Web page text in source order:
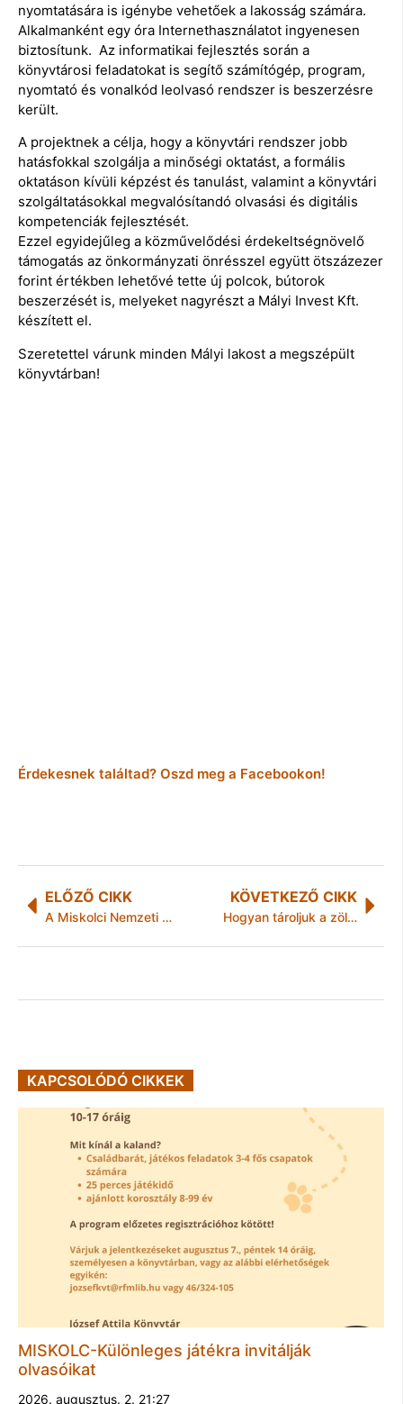
nyomtatására is igénybe vehetőek a lakosság számára.
Alkalmanként egy óra Internethasználatot ingyenesen
biztosítunk. Az informatikai fejlesztés során a
könyvtárosi feladatokat is segítő számítógép, program,
nyomtató és vonalkód leolvasó rendszer is beszerzésre
került.
A projektnek a célja, hogy a könyvtári rendszer jobb
hatásfokkal szolgálja a minőségi oktatást, a formális
oktatáson kívüli képzést és tanulást, valamint a könyvtári
szolgáltatásokkal megvalósítandó olvasási és digitális
kompetenciák fejlesztését.
Ezzel egyidejűleg a közművelődési érdekeltségnövelő
támogatás az önkormányzati önrésszel együtt ötszázezer
forint értékben lehetővé tette új polcok, bútorok
beszerzését is, melyeket nagyrészt a Mályi Invest Kft.
készített el.
Szeretettel várunk minden Mályi lakost a megszépült
könyvtárban!
Érdekesnek találtad? Oszd meg a Facebookon!
ELŐZŐ CIKK
A Miskolci Nemzeti Színház január havi műsora
KÖVETKEZŐ CIKK
Hogyan tároljuk a zöldségeket és gyümölcsöket?
KAPCSOLÓDÓ CIKKEK
MISKOLC-Különleges játékra invitálják
olvasóikat
2026. augusztus. 2. 21:27